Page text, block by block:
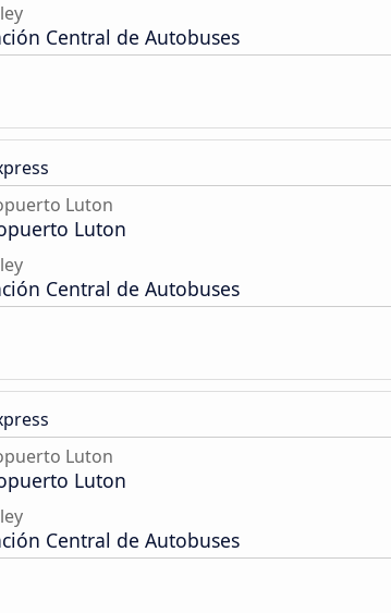
Central de Autobuses
Luton
Luton
Central de Autobuses
Luton
Luton
Central de Autobuses